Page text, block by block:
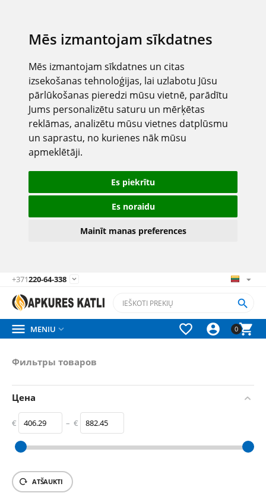
Mēs izmantojam sīkdatnes
Mēs izmantojam sīkdatnes un citas
izsekošanas tehnoloģijas, lai uzlabotu Jūsu
pārlūkošanas pieredzi mūsu vietnē, parādītu
Jums personalizētu saturu un mērķētas
reklāmas, analizētu mūsu vietnes datplūsmu
un saprastu, no kurienes nāk mūsu
apmeklētāji.
Es piekrītu
Es noraidu
Mainīt manas preferences
+371220-64-338 
0



 MENIU 
Фильтры товаров
Цена
€ – €
406.29 882.45
ATŠAUKTI